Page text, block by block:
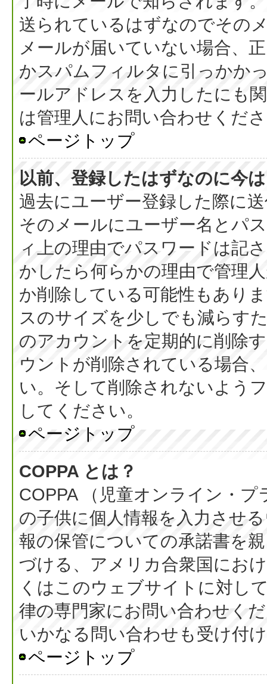
送られているはずなのでその
メールが届いていない場合、
かスパムフィルタに引っかか
ールアドレスを入力したにも
は管理人にお問い合わせくだ
ページトップ
以前、登録したはずなのに今
過去にユーザー登録した際に
そのメールにユーザー名とパ
ィ上の理由でパスワードは記
かしたら何らかの理由で管理
か削除している可能性もあり
スのサイズを少しでも減らす
のアカウントを定期的に削除
ウントが削除されている場合
い。そして削除されないよう
してください。
ページトップ
COPPA とは？
COPPA （児童オンライン・
の子供に個人情報を入力させ
報の保管についての承諾書を
づける、アメリカ合衆国にお
くはこのウェブサイトに対し
律の専門家にお問い合わせく
いかなる問い合わせも受け付
ページトップ